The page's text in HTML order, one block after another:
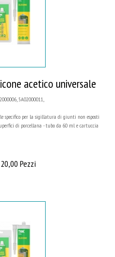
acetico universale
5A02000011,
specifico per la sigillatura di giunti non esposti
di porcellana - tubo da 60 ml e cartuccia
Pezzi